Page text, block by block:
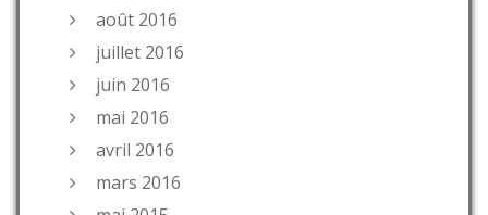
août 2016
juillet 2016
juin 2016
mai 2016
avril 2016
mars 2016